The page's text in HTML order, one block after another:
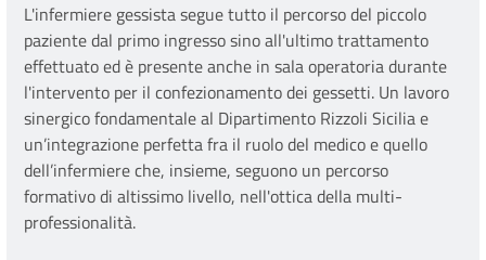
L'infermiere gessista segue tutto il percorso del piccolo
paziente dal primo ingresso sino all'ultimo trattamento
effettuato ed è presente anche in sala operatoria durante
l'intervento per il confezionamento dei gessetti. Un lavoro
sinergico fondamentale al Dipartimento Rizzoli Sicilia e
un’integrazione perfetta fra il ruolo del medico e quello
dell’infermiere che, insieme, seguono un percorso
formativo di altissimo livello, nell'ottica della multi-
professionalità.